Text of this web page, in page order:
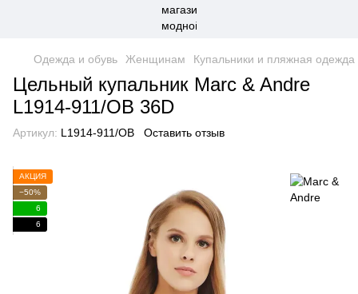
Одежда и обувь Женщинам Купальники и пляжная одежда
Цельный купальник Marc & Andre
L1914-911/OB 36D
Артикул: L1914-911/OB Оставить отзыв
АКЦИЯ
−50%
6
6